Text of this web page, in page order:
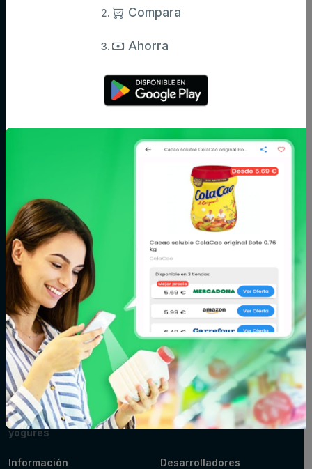
Compara
Ahorra
Información actualizada de miles de productos.
salsas
Agua y
Azúcar,
Bebé
Bodega Carne
Cereales y
galletas
Congelados
Conservas,
caldos y cremas
Cuidado del
corporal
Fitoterapia y
parafarmacia
Fruta y verdura
Huevos, leche y
mantequilla
Limpieza y hogar
Maquillaje
Marisco y
pescado
Mascotas
Panadería y
pastelería
Pizzas y platos
preparados
Postres y
yogures
Zumos
Información Desarrolladores